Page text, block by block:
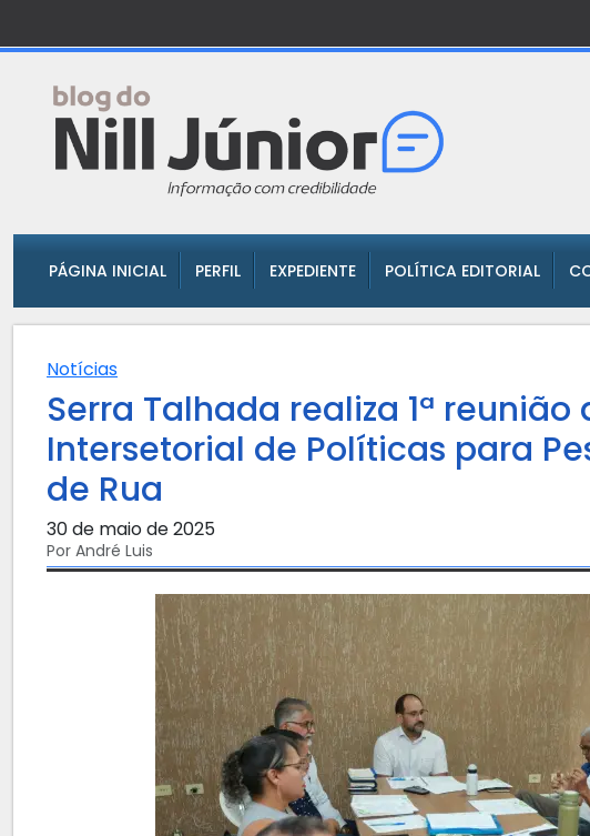
PÁGINA INICIAL PERFIL EXPEDIENTE POLÍTICA EDITORIAL
Notícias
Serra Talhada realiza 1ª
Intersetorial de Políticas para
de Rua
30 de maio de 2025
Por André Luis